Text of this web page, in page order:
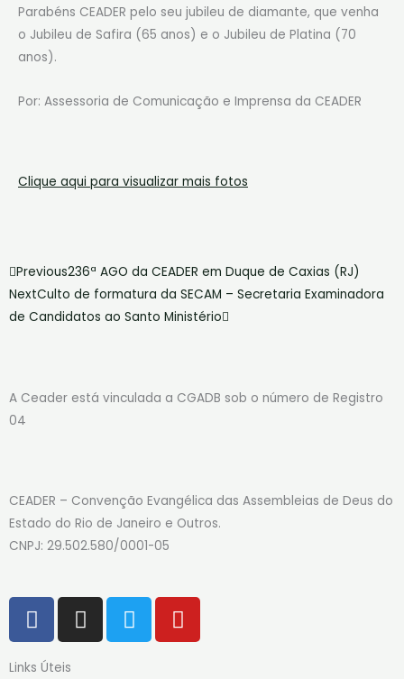
Parabéns CEADER pelo seu jubileu de diamante, que venha
o Jubileu de Safira (65 anos) e o Jubileu de Platina (70
anos).
Por: Assessoria de Comunicação e Imprensa da CEADER
Clique aqui para visualizar mais fotos
Anterior
Previous236ª AGO da CEADER em Duque de Caxias (RJ)
NextCulto de formatura da SECAM – Secretaria Examinadora
de Candidatos ao Santo Ministério
Próximo
A Ceader está vinculada a CGADB sob o número de Registro
04
CEADER – Convenção Evangélica das Assembleias de Deus do
Estado do Rio de Janeiro e Outros.
CNPJ: 29.502.580/0001-05
F
a
c
I
n
s
T
w
i
Y
o
u
Links Úteis